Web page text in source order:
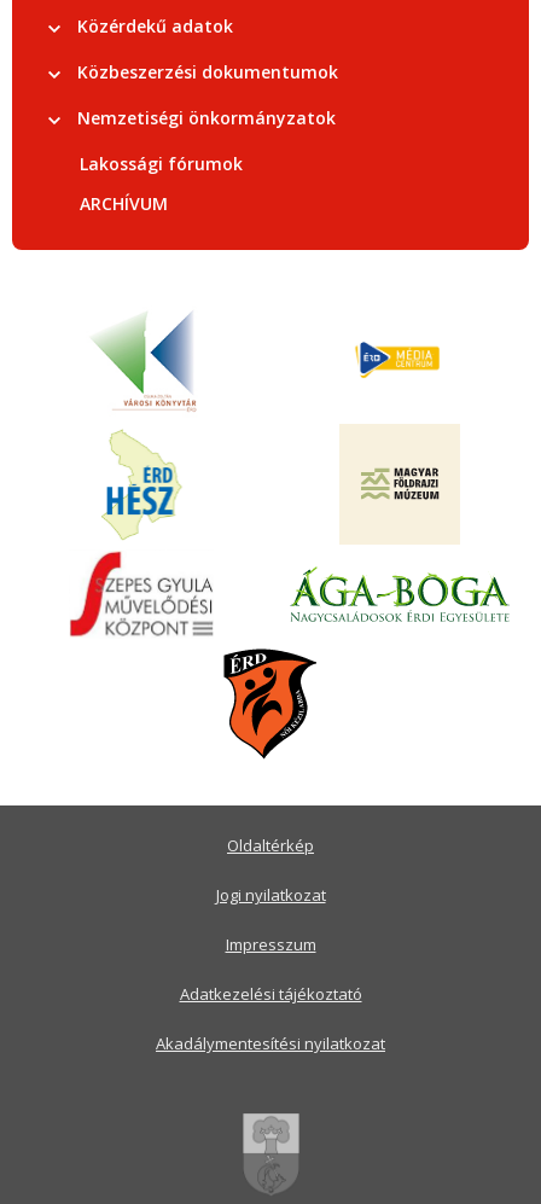
Közérdekű adatok
Közbeszerzési dokumentumok
Nemzetiségi önkormányzatok
Lakossági fórumok
ARCHÍVUM
Oldaltérkép
Jogi nyilatkozat
Impresszum
Adatkezelési tájékoztató
Akadálymentesítési nyilatkozat